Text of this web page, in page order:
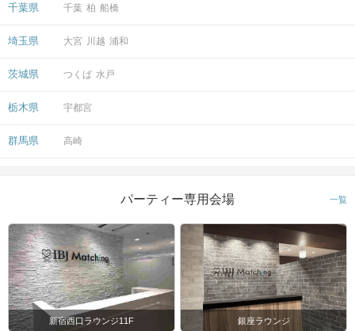
注意事項
千葉県 千葉 柏 船橋
埼玉県 大宮 川越 浦和
茨城県 つくば 水戸
栃木県 宇都宮
群馬県 高崎
パーティー専用会場 一覧
新宿西口ラウンジ11F 銀座ラウンジ